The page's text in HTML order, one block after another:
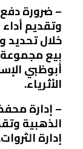
– ضرورة
وتقديم
خلال تحديد
بيع
أبوظبي
الأثرياء.
– إدارة
الذهبية
إدارة